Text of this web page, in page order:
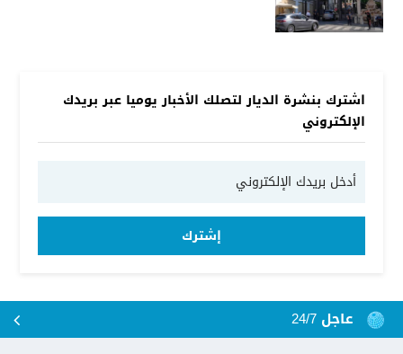
اشترك بنشرة الديار لتصلك الأخبار يوميا عبر بريدك
الإلكتروني
إشترك
عاجل 24/7